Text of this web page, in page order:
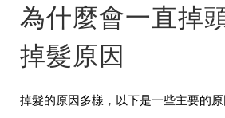
為什麼會一直掉
掉髮原因
掉髮的原因多樣，以下是一些主要的原